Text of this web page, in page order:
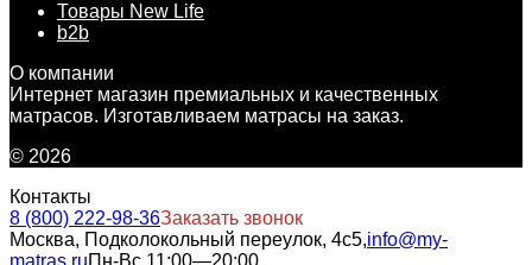
Товары New Life
b2b
О компании
Интернет магазин премиальных и качественных
матрасов. Изготавливаем матрасы на заказ.
© 2026
Контакты
8 (800) 222-98-36Заказать звонок
Москва, Подколокольный переулок, 4с5,info@my-
matras.ruПн-Вс 11:00—20:00